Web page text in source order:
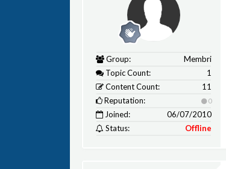
Group:
Membri
Topic Count:
1
Content Count:
11
Reputation:
0
Joined:
06/07/2010
Status:
Offline